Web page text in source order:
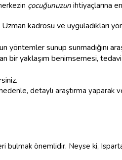
çocuğunuzun ihtiyaçlarına
kadrosu ve uyguladıkları
sunup sunmadığını
bir yaklaşım benimsemesi,
detaylı araştırma yaparak
bulmak önemlidir. Neyse ki,